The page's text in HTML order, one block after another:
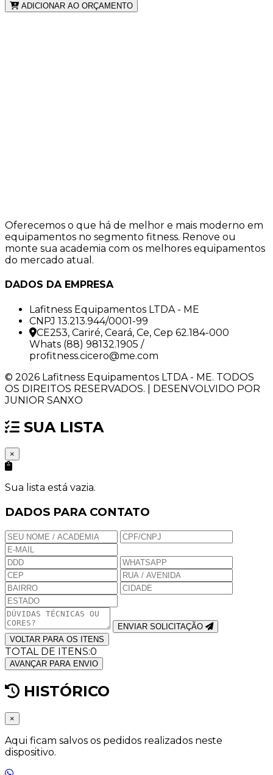
ADICIONAR AO ORÇAMENTO
Oferecemos o que há de melhor e mais moderno em
equipamentos no segmento fitness. Renove ou
monte sua academia com os melhores equipamentos
do mercado atual.
DADOS DA EMPRESA
Lafitness Equipamentos LTDA - ME
CNPJ 13.213.944/0001-99
CE253, Cariré, Ceará, Ce, Cep 62.184-000
Whats (88) 98132.1905 /
profitness.cicero@me.com
© 2026 Lafitness Equipamentos LTDA - ME. TODOS
OS DIREITOS RESERVADOS. | DESENVOLVIDO POR
JUNIOR SANXO
SUA LISTA
×
Sua lista está vazia.
DADOS PARA CONTATO
ENVIAR SOLICITAÇÃO
VOLTAR PARA OS ITENS
TOTAL DE ITENS:0
AVANÇAR PARA ENVIO
HISTÓRICO
×
Aqui ficam salvos os pedidos realizados neste
dispositivo.